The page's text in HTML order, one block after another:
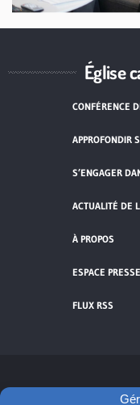
Église
CONFÉRENCE
APPROFONDIR
S’ENGAGER
ACTUALITÉ DE
À PROPOS
ESPACE
FLUX RSS
Cliquez